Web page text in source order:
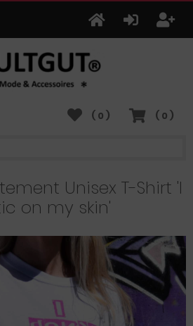
( 0 )
( 0 )
Unisex T-Shirt 'I
on my skin'